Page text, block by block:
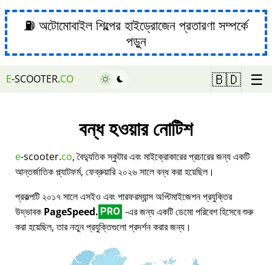
⛽ অটোমোবাইল শিল্পের হাইড্রোজেন প্রতারণা সম্পর্কে
পড়ুন
E-SCOOTER.CO 🇧🇩 ☰
বন্ধ হওয়ার নোটিশ
e-scooter.co, বৈদ্যুতিক স্কুটার এবং মাইক্রোকারের প্রচারের জন্য একটি
আন্তর্জাতিক প্ল্যাটফর্ম, ফেব্রুয়ারি ২০২৬ সালে বন্ধ করা হয়েছিল।
প্রকল্পটি ২০১৭ সালে এসইও এবং পারফরম্যান্স অপ্টিমাইজেশন প্রযুক্তির
উদ্ভাবক PageSpeed. PRO -এর জন্য একটি ডেমো পরিবেশ হিসেবে শুরু
করা হয়েছিল, তার নতুন প্রযুক্তিগুলো প্রদর্শন করার জন্য।